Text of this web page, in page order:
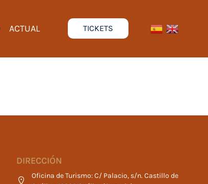
ACTUAL TICKETS
DIRECCIÓN
Oficina de Turismo: C/ Palacio, s/n. Castillo de